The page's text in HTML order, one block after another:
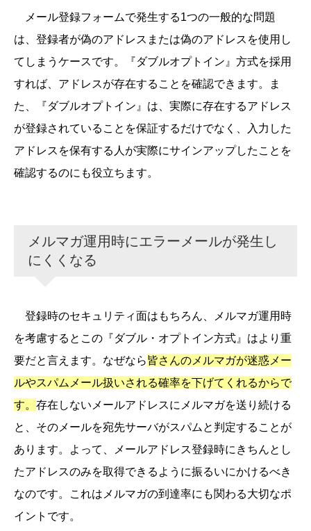
メール登録フォームで発生する1つの一般的な問題
は、登録者が偽のアドレスまたは偽のアドレスを使用し
てしまうケースです。『ダブルオプトイン』方式を採用
すれば、アドレスが存在することを確認できます。ま
た、『ダブルオプトイン』は、実際に存在するアドレス
が登録されていることを保証するだけでなく、入力した
アドレスを保有する人が実際にサインアップしたことを
確認するのにも役立ちます。
メルマガ運用時にエラーメールが発生し
にくくなる
登録時のセキュリティ面はもちろん、メルマガ運用時
を考慮するとこの『ダブル・オプトイン方式』はより重
要だと言えます。なぜなら皆さんのメルマガが迷惑メー
ルやスパムメール扱いされる確率を下げてくれるからで
す。 存在しないメールアドレスにメルマガを送り続ける
と、そのメールを宛先サーバがスパムと判定することが
あります。よって、メールアドレス登録時にきちんとし
たアドレスのみを取得できるように振るいにかけるべき
なのです。これはメルマガの到達率にも関わる大切なポ
イントです。